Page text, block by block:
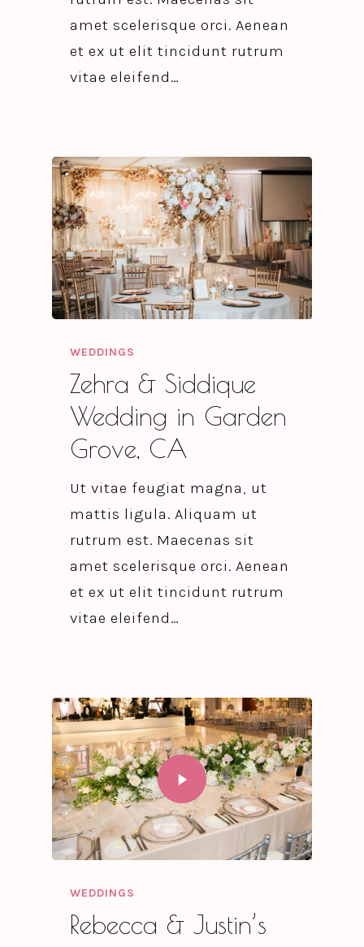
amet scelerisque orci. Aenean
et ex ut elit tincidunt rutrum
vitae eleifend…
WEDDINGS
Zehra & Siddique
Wedding in Garden
Grove, CA
Ut vitae feugiat magna, ut
mattis ligula. Aliquam ut
rutrum est. Maecenas sit
amet scelerisque orci. Aenean
et ex ut elit tincidunt rutrum
vitae eleifend…
WEDDINGS
Rebecca & Justin’s